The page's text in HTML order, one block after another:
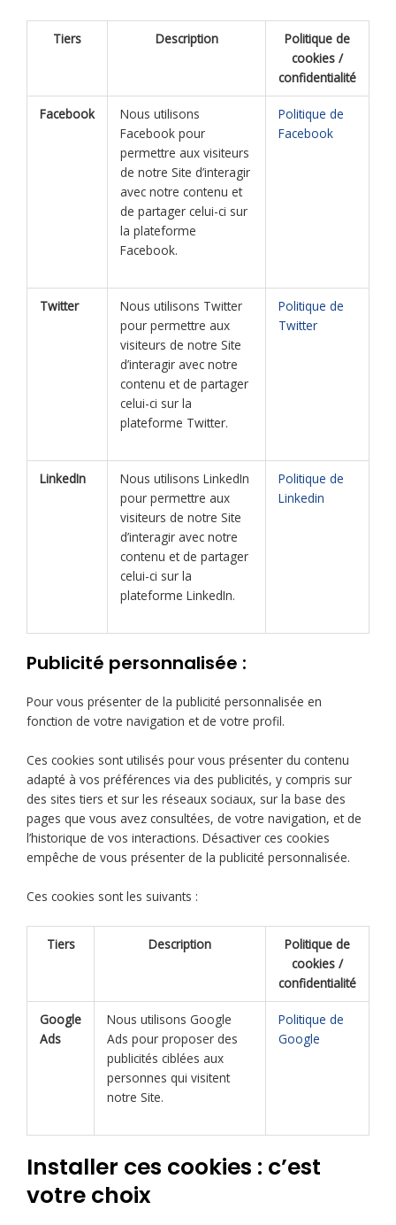
Tiers Description
Politique de
cookies /
confidentialité
Facebook
Nous utilisons
Facebook pour
permettre aux visiteurs
de notre Site d’interagir
avec notre contenu et
de partager celui-ci sur
la plateforme
Facebook.
Politique de
Facebook
Twitter
Nous utilisons Twitter
pour permettre aux
visiteurs de notre Site
d’interagir avec notre
contenu et de partager
celui-ci sur la
plateforme Twitter.
Politique de
Twitter
LinkedIn
Nous utilisons LinkedIn
pour permettre aux
visiteurs de notre Site
d’interagir avec notre
contenu et de partager
celui-ci sur la
plateforme LinkedIn.
Politique de
Linkedin
Publicité personnalisée :
Pour vous présenter de la publicité personnalisée en
fonction de votre navigation et de votre profil.
Ces cookies sont utilisés pour vous présenter du contenu
adapté à vos préférences via des publicités, y compris sur
des sites tiers et sur les réseaux sociaux, sur la base des
pages que vous avez consultées, de votre navigation, et de
l’historique de vos interactions. Désactiver ces cookies
empêche de vous présenter de la publicité personnalisée.
Ces cookies sont les suivants :
Tiers Description
Politique de
cookies /
confidentialité
Google
Ads
Nous utilisons Google
Ads pour proposer des
publicités ciblées aux
personnes qui visitent
notre Site.
Politique de
Google
Installer ces cookies : c’est
votre choix